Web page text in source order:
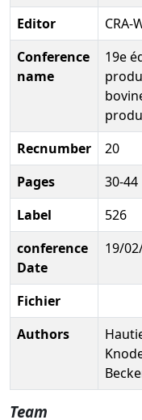
Editor
CRA-
Conference
name
19e
Recnumber
20
Pages
30-44
Label
526
conference
Date
19/
Fichier
Authors
Team